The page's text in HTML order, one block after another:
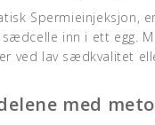
Spermieinjeksjon,
inn i ett egg.
ved lav sædkvalitet
med